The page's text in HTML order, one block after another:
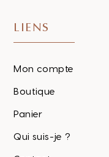
LIENS
Mon compte
Boutique
Panier
Qui suis-je ?